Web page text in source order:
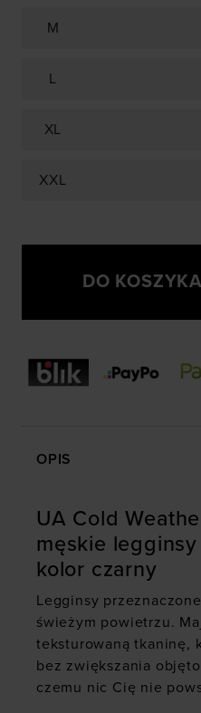
M
L
XL
XXL
DO KOSZYKA
OPIS
UA Cold
męskie
kolor czarny
Legginsy
świeżym powietrzu.
teksturowaną tkaninę,
bez zwiększania
czemu nic Cię nie